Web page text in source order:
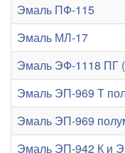
Эмаль ПФ-115
Эмаль МЛ-17
Эмаль ЭФ-1118 ПГ
Эмаль ЭП-969 Т
Эмаль ЭП-969
Эмаль ЭП-942 К и